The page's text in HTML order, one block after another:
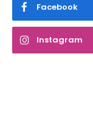
Facebook
Instagram